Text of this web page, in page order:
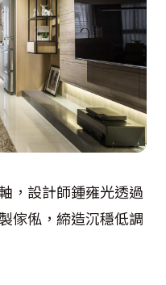
，設計師鍾雍光透過
傢俬，締造沉穩低調